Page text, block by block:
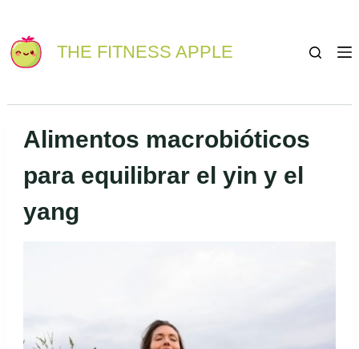
a
l
a
contenido
THE FITNESS APPLE
Alimentos macrobióticos
para equilibrar el yin y el
yang